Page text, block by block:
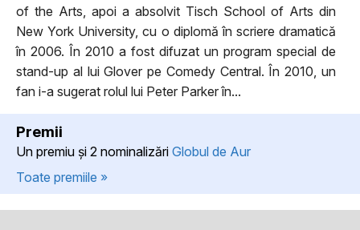
of the Arts, apoi a absolvit Tisch School of Arts din
New York University, cu o diplomă în scriere dramatică
în 2006. În 2010 a fost difuzat un program special de
stand-up al lui Glover pe Comedy Central. În 2010, un
fan i-a sugerat rolul lui Peter Parker în...
Premii
Un premiu şi 2 nominalizări Globul de Aur
Toate premiile »